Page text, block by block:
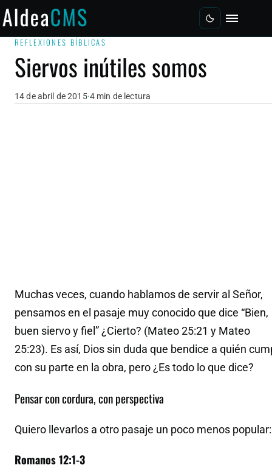
Saltar al contenido principal
Menú
REFLEXIONES BÍBLICAS
Siervos inútiles somos
14 de abril de 2015·4 min de lectura
Muchas veces, cuando hablamos de servir al Señor,
pensamos en el pasaje muy conocido que dice “Bien,
buen siervo y fiel” ¿Cierto? (Mateo 25:21 y Mateo
25:23). Es así, Dios sin duda que bendice a quién
con su parte en la obra, pero ¿Es todo lo que dice?
Pensar con cordura, con perspectiva
Quiero llevarlos a otro pasaje un poco menos popular:
Romanos 12:1-3